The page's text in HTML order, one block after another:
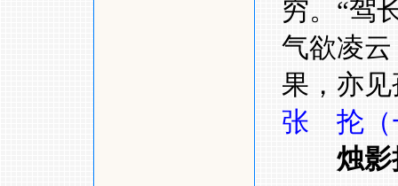
穷。 “驾
气欲凌
果，亦
张 抡（
烛